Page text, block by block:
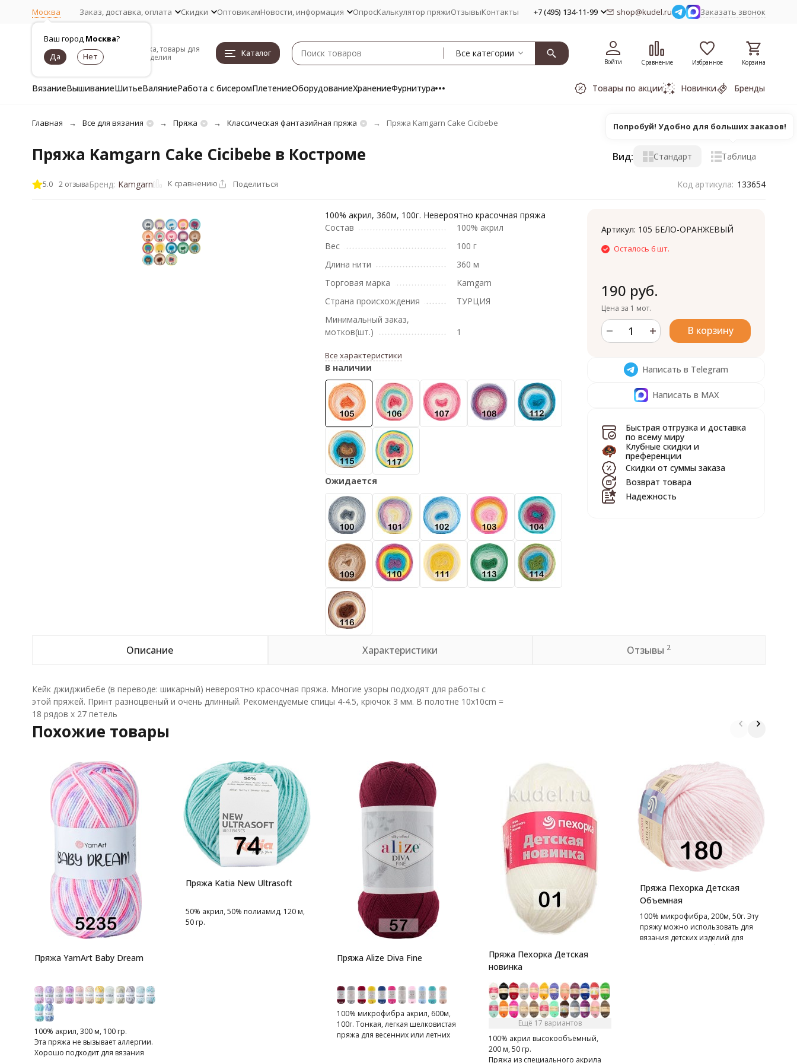
Москва
Ваш город Москва?
Заказ, доставка, оплата Скидки ОптовикамНовости, информация ОпросКалькулятор пряжиОтзывыКонтакты +7 (495) 134-11-99 shop@kudel.ru Заказать звонок
Пряжа, товары для
рукоделия
Каталог Все категории
Войти Сравнение Избранное Корзина
ВязаниеВышиваниеШитьеВаляниеРабота с бисеромПлетениеОборудованиеХранениеФурнитура Товары по акции Новинки Бренды
Главная Все для вязания Пряжа Классическая фантазийная пряжа Пряжа Kamgarn Cake Cicibebe
Пряжа Kamgarn Cake Cicibebe в Костроме Вид: Стандарт Таблица
5.0 2 отзываБренд: Kamgarn К сравнению Поделиться Код артикула: 133654
100% акрил, 360м, 100г. Невероятно красочная пряжа
Состав
100% акрил
Вес
100 г
Длина нити
360 м
Торговая марка
Kamgarn
Страна происхождения
ТУРЦИЯ
Минимальный заказ,
мотков(шт.)
1
Все характеристики
В наличии
Ожидается
Артикул: 105 БЕЛО-ОРАНЖЕВЫЙ
Осталось 6 шт.
190 руб.
Цена за 1 мот.
В корзину
Написать в Telegram
Написать в MAX
Быстрая отгрузка и доставка
по всему миру
Клубные скидки и
преференции
Скидки от суммы заказа
Возврат товара
Надежность
Описание Характеристики Отзывы 2
Кейк джиджибебе (в переводе: шикарный) невероятно красочная пряжа. Многие узоры подходят для работы с
этой пряжей. Принт разноцвеный и очень длинный. Рекомендуемые спицы 4-4.5, крючок 3 мм. В полотне 10x10cm =
18 рядов x 27 петель
Похожие товары
Пряжа YarnArt Baby Dream
100% акрил, 300 м, 100 гр.
Эта пряжа не вызывает аллергии.
Хорошо подходит для вязания
Пряжа Katia New Ultrasoft
50% акрил, 50% полиамид, 120 м,
50 гр.
Пряжа Alize Diva Fine
100% микрофибра акрил, 600м,
100г. Тонкая, легкая шелковистая
пряжа для весенних или летних
Пряжа Пехорка Детская
новинка
Ещё 17 вариантов
100% акрил высокообъёмный,
200 м, 50 гр.
Пряжа из специального акрила
Пряжа Пехорка Детская
Объемная
100% микрофибра, 200м, 50г. Эту
пряжу можно использовать для
вязания детских изделий для
грудничков и детей более
Попробуй! Удобно для больших заказов!